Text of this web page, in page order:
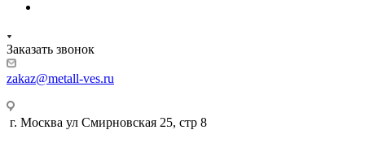
Заказать звонок
zakaz@metall-ves.ru
г. Москва ул Смирновская 25, стр 8